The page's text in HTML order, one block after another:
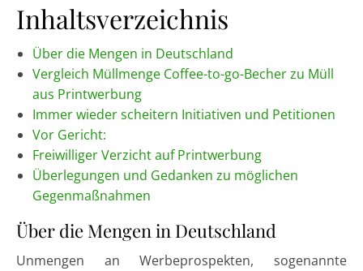
Inhaltsverzeichnis
Über die Mengen in Deutschland
Vergleich Müllmenge Coffee-to-go-Becher zu Müll
aus Printwerbung
Immer wieder scheitern Initiativen und Petitionen
Vor Gericht:
Freiwilliger Verzicht auf Printwerbung
Überlegungen und Gedanken zu möglichen
Gegenmaßnahmen
Über die Mengen in Deutschland
Unmengen an Werbeprospekten, sogenannte